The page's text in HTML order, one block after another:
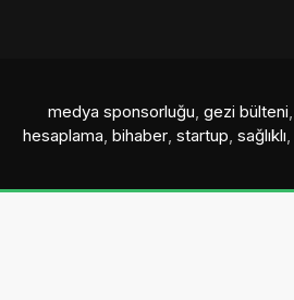
medya sponsorluğu, gezi bülteni,
hesaplama, bihaber, startup, sağlıklı,